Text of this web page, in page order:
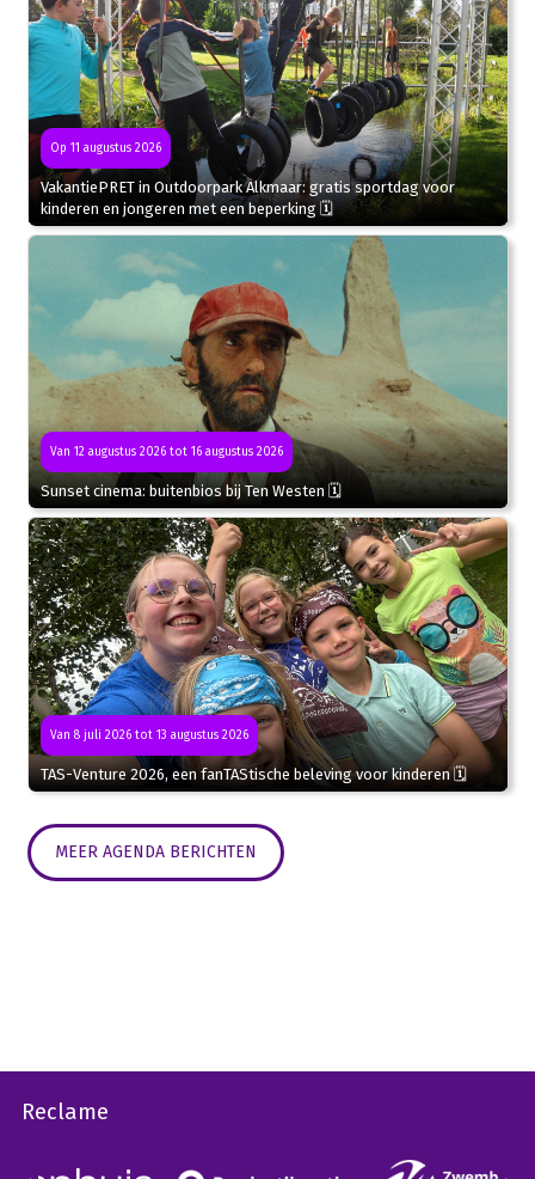
Op 11 augustus 2026
VakantiePRET in Outdoorpark Alkmaar: gratis sportdag voor
kinderen en jongeren met een beperking 🗓
Van 12 augustus 2026 tot 16 augustus 2026
Sunset cinema: buitenbios bij Ten Westen 🗓
Van 8 juli 2026 tot 13 augustus 2026
TAS-Venture 2026, een fanTAStische beleving voor kinderen 🗓
MEER AGENDA BERICHTEN
Reclame